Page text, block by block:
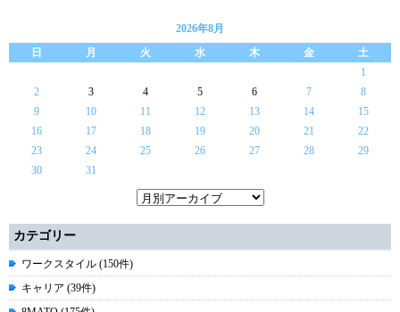
2026年8月
日
月 火 水 木 金
土
1
2
3 4 5 6 7
8
9
10 11 12 13 14
15
16
17 18 19 20 21
22
23
24 25 26 27 28
29
30
31
カテゴリー
ワークスタイル (150件)
キャリア (39件)